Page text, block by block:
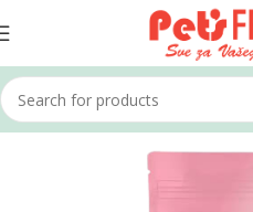
Home Mačke Hrana za mačke